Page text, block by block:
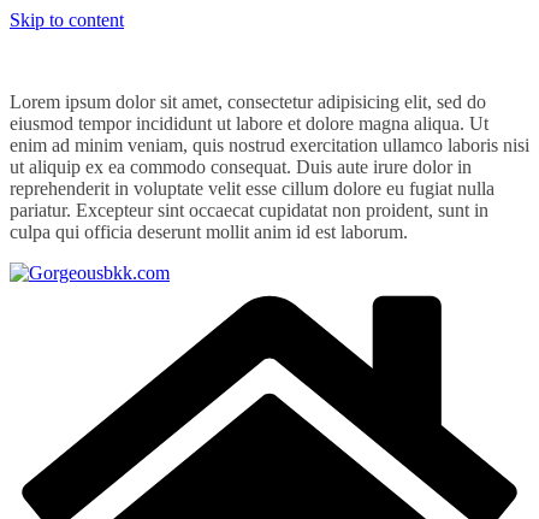
Skip to content
Lorem ipsum dolor sit amet, consectetur adipisicing elit, sed do
eiusmod tempor incididunt ut labore et dolore magna aliqua. Ut
enim ad minim veniam, quis nostrud exercitation ullamco laboris nisi
ut aliquip ex ea commodo consequat. Duis aute irure dolor in
reprehenderit in voluptate velit esse cillum dolore eu fugiat nulla
pariatur. Excepteur sint occaecat cupidatat non proident, sunt in
culpa qui officia deserunt mollit anim id est laborum.